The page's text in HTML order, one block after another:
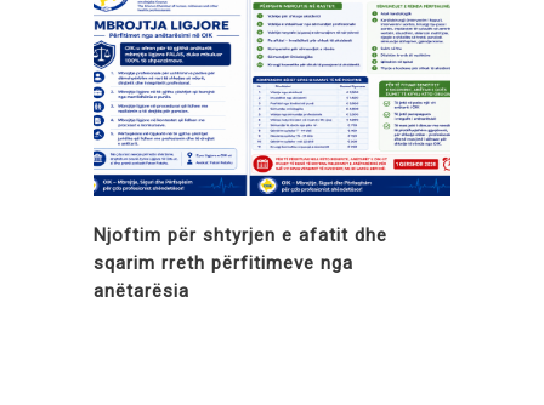
Njoftim për shtyrjen e afatit dhe
sqarim rreth përfitimeve nga
anëtarësia